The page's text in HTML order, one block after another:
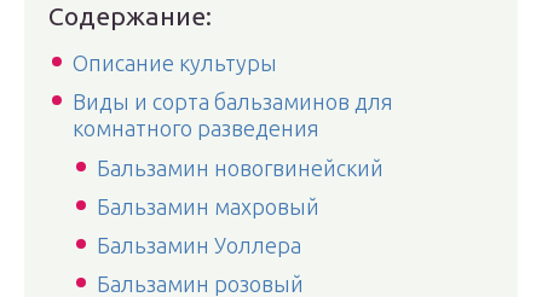
Содержание:
Описание культуры
Виды и сорта бальзаминов для
комнатного разведения
Бальзамин новогвинейский
Бальзамин махровый
Бальзамин Уоллера
Бальзамин розовый